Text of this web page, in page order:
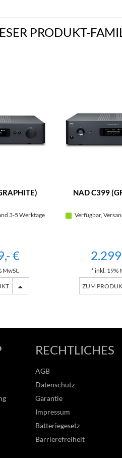
PRODUKT-
3-5 Werktage
€
MwSt.
NAD C399
Verfügbar,
* inkl. 19%
ZUM
RECHTLICHES
AGB
Datenschutz
Garantie
Impressum
Batteriegesetz
Barrierefreiheit